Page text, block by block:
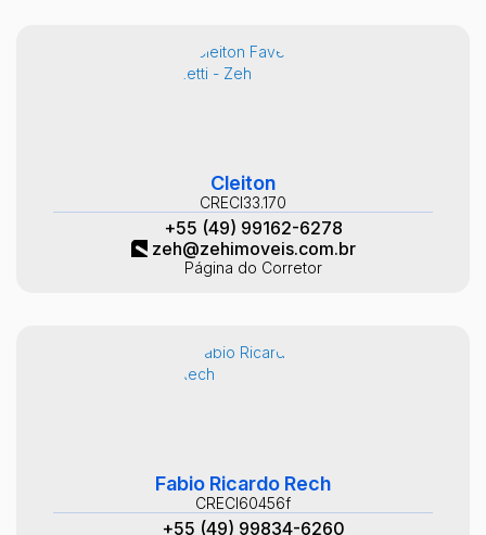
Cleiton
CRECI33.170
+55 (49) 99162-6278
zeh@zehimoveis.com.br
Página do Corretor
Fabio Ricardo Rech
CRECI60456f
+55 (49) 99834-6260